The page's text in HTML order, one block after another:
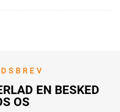
EN BESKED
OS